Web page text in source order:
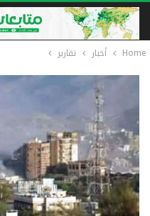
Home أخبار تقارير